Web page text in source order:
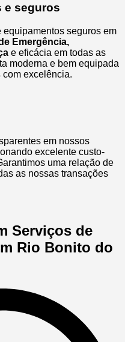
e seguros
seguros em
Emergência,
e eficácia em todas as
moderna e bem equipada
excelência.
em nossos
excelente custo-
uma relação de
as nossas transações
Serviços de
Rio Bonito do